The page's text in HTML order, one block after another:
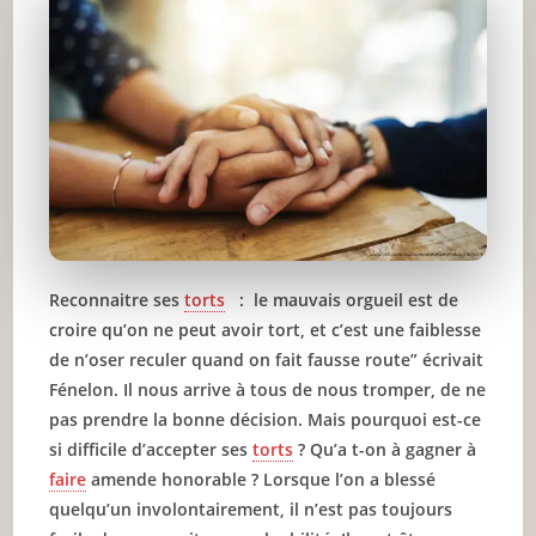
Conclusion
🔥 À lire aussi sur JeunInfo
✨ Nouveau sur JeunInfo ?
Articles recommandés
Partager l'amour
Reconnaitre sestorts : le mauvais orgueil est de
croire qu’on ne peut avoir tort, et c’est une faiblesse
de n’oser reculer quand on fait fausse route” écrivait
Fénelon. Il nous arrive à tous de nous tromper, de ne
pas prendre la bonne décision. Mais pourquoi est-ce
si difficile d’accepter sestorts ? Qu’a t-on à gagner à
faire amende honorable ? Lorsque l’on a blessé
quelqu’un involontairement, il n’est pas toujours